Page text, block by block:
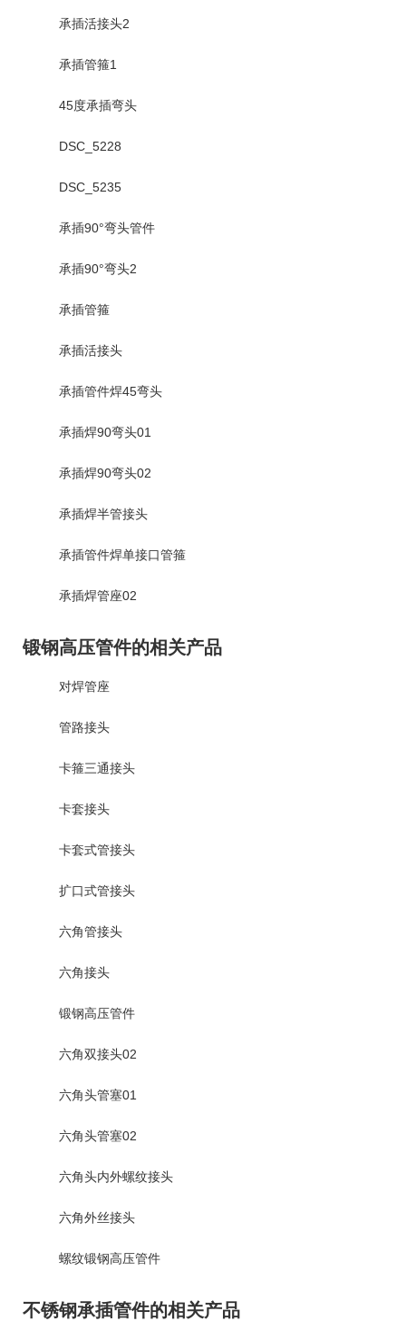
承插活接头2
承插管箍1
45度承插弯头
DSC_5228
DSC_5235
承插90°弯头管件
承插90°弯头2
承插管箍
承插活接头
承插管件焊45弯头
承插焊90弯头01
承插焊90弯头02
承插焊半管接头
承插管件焊单接口管箍
承插焊管座02
锻钢高压管件的相关产品
对焊管座
管路接头
卡箍三通接头
卡套接头
卡套式管接头
扩口式管接头
六角管接头
六角接头
锻钢高压管件
六角双接头02
六角头管塞01
六角头管塞02
六角头内外螺纹接头
六角外丝接头
螺纹锻钢高压管件
不锈钢承插管件的相关产品